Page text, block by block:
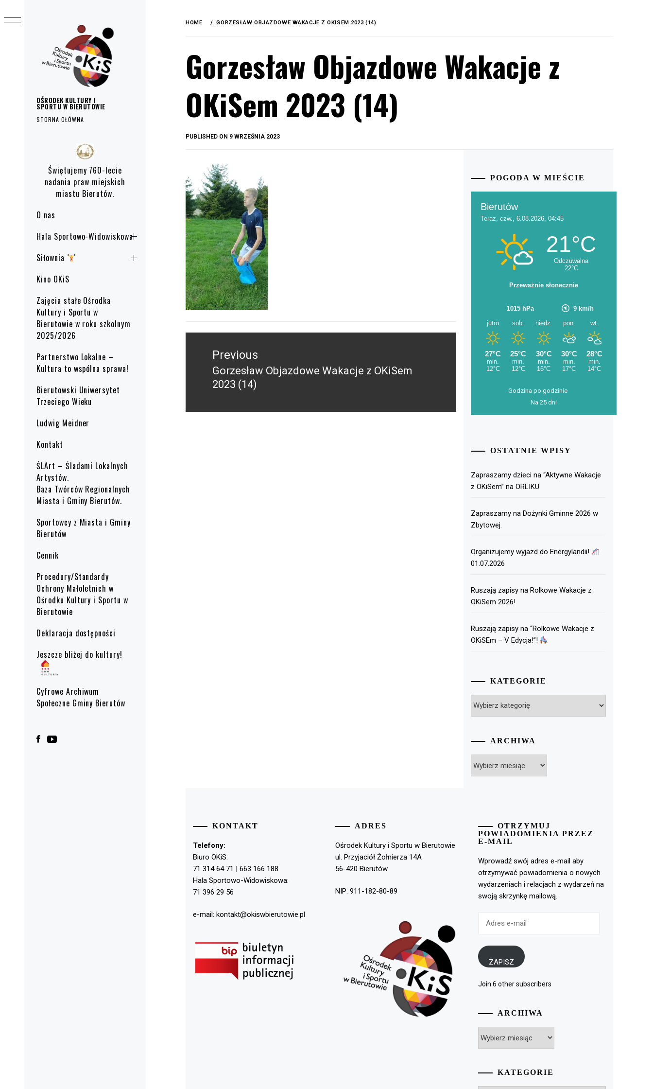
OŚRODEK KULTURY I
SPORTU W BIERUTOWIE
STORNA GŁÓWNA
Świętujemy 760-lecie
nadania praw miejskich
miastu Bierutów.
O nas
Hala Sportowo-Widowiskowa
Siłownia
Kino OKiS
Zajęcia stałe Ośrodka
Kultury i Sportu w
Bierutowie w roku szkolnym
2025/2026
Partnerstwo Lokalne –
Kultura to wspólna sprawa!
Bierutowski Uniwersytet
Trzeciego Wieku
Ludwig Meidner
Kontakt
ŚLArt – Śladami Lokalnych
Artystów.
Baza Twórców Regionalnych
Miasta i Gminy Bierutów.
Sportowcy z Miasta i Gminy
Bierutów
Cennik
Procedury/Standardy
Ochrony Małoletnich w
Ośrodku Kultury i Sportu w
Bierutowie
Deklaracja dostępności
Jeszcze bliżej do kultury!
Cyfrowe Archiwum
Społeczne Gminy Bierutów
HOME GORZESŁAW OBJAZDOWE WAKACJE Z OKISEM 2023 (14)
Gorzesław Objazdowe Wakacje z
OKiSem 2023 (14)
PUBLISHED ON 9 WRZEŚNIA 2023
wpisuPrevious
Previous
post:
Gorzesław Objazdowe Wakacje z OKiSem
2023 (14)
POGODA W MIEŚCIE
Godzina po godzinie
Na 25 dni
OSTATNIE WPISY
Zapraszamy dzieci na “Aktywne Wakacje
z OKiSem” na ORLIKU
Zapraszamy na Dożynki Gminne 2026 w
Zbytowej.
Organizujemy wyjazd do Energylandii!
01.07.2026
Ruszają zapisy na Rolkowe Wakacje z
OKiSem 2026!
Ruszają zapisy na “Rolkowe Wakacje z
OKiSEm – V Edycja!”!
KATEGORIE
ARCHIWA
KONTAKT
Telefony:
Biuro OKiS:
71 314 64 71 | 663 166 188
Hala Sportowo-Widowiskowa:
71 396 29 56
e-mail: kontakt@okiswbierutowie.pl
ADRES
Ośrodek Kultury i Sportu w Bierutowie
ul. Przyjaciół Żołnierza 14A
56-420 Bierutów
NIP: 911-182-80-89
OTRZYMUJ
POWIADOMIENIA PRZEZ
E-MAIL
Wprowadź swój adres e-mail aby
otrzymywać powiadomienia o nowych
wydarzeniach i relacjach z wydarzeń na
swoją skrzynkę mailową.
ZAPISZ
Join 6 other subscribers
ARCHIWA
KATEGORIE